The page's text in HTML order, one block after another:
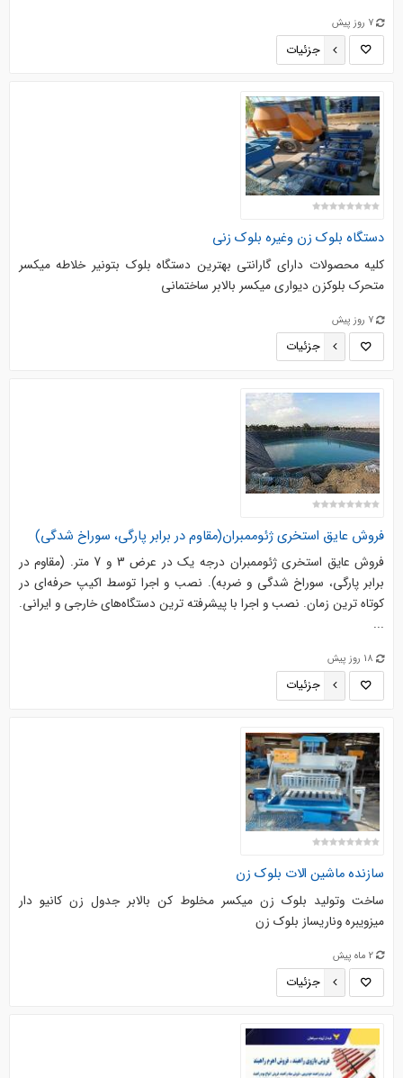
7 روز پیش
جزئیات
دستگاه بلوک زن وغیره بلوک زنی
کلیه محصولات دارای گارانتی بهترین دستگاه بلوک بتونیر خلاطه میکسر
متحرک بلوکزن دیواری میکسر بالابر ساختمانی
7 روز پیش
جزئیات
فروش عایق استخری ژئوممبران(مقاوم در برابر پارگی، سوراخ شدگی)
فروش عایق استخری ژئوممبران درجه یک در عرض 3 و 7 متر. (مقاوم در
برابر پارگی، سوراخ شدگی و ضربه). نصب و اجرا توسط اکیپ حرفه‌ای در
کوتاه ترین زمان. نصب و اجرا با پیشرفته ترین دستگاه‌های خارجی و ایرانی.
...
18 روز پیش
جزئیات
سازنده ماشین الات بلوک زن
ساخت وتولید بلوک زن میکسر مخلوط کن بالابر جدول زن کانیو دار
میزویبره وناریساز بلوک زن
2 ماه پیش
جزئیات